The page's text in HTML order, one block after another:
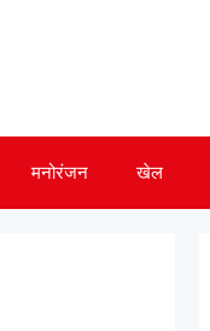
मनोरंजन खेल